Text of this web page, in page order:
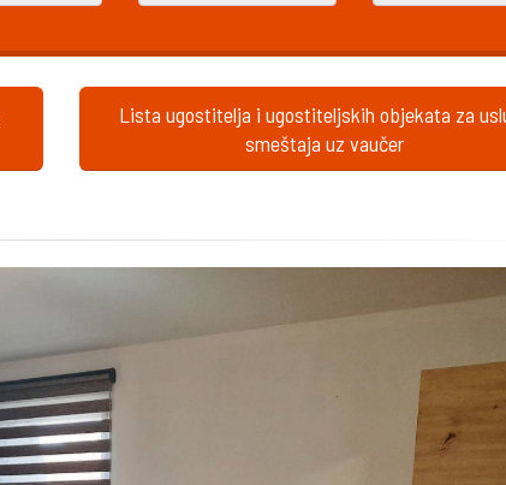
Lista ugostitelja i ugostiteljskih objekata za
smeštaja uz vaučer